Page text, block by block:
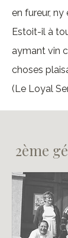
en fureur, ny
Estoit-il à
aymant vin
choses
(Le Loyal
2ème